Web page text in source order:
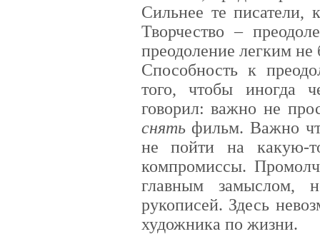
Сильнее те писатели,
Творчество –
преодоление легким не
Способность к
того, чтобы иногда
говорил: важно не
снятьфильм. Важно
не пойти на какую-
компромиссы.
главным замыслом,
рукописей. Здесь
художника по жизни.